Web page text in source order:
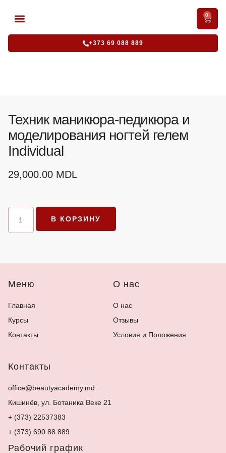
0
+373 69 088 889
Техник маникюра-педикюра и
моделирования ногтей гелем
Individual
29,000.00 MDL
В КОРЗИНУ
Меню
Главная
Курсы
Контакты
О нас
О нас
Отзывы
Условия и Положения
Контакты
office@beautyacademy.md
Кишинёв, ул. Ботаника Веке 21
+ (373) 22537383
+ (373) 690 88 889
Рабочий график